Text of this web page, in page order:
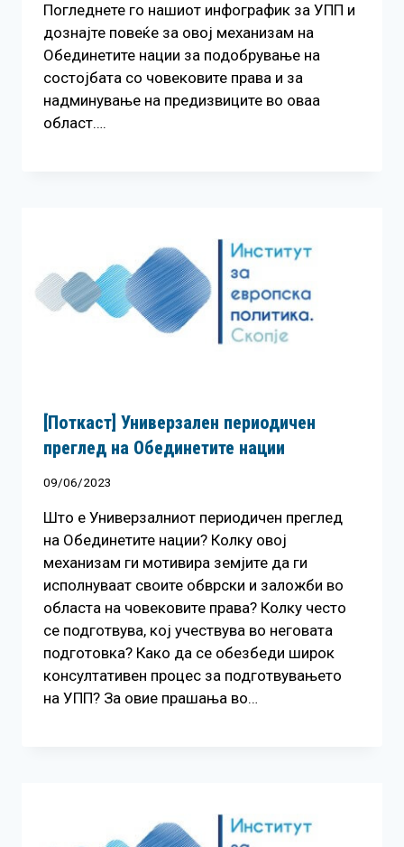
Погледнете го нашиот инфографик за УПП и
дознајте повеќе за овој механизам на
Обединетите нации за подобрување на
состојбата со човековите права и за
надминување на предизвиците во оваа
област….
[Поткаст] Универзален периодичен
преглед на Обединетите нации
09/06/2023
Што е Универзалниот периодичен преглед
на Обединетите нации? Колку овој
механизам ги мотивира земјите да ги
исполнуваат своите обврски и заложби во
областа на човековите права? Колку често
се подготвува, кој учествува во неговата
подготовка? Како да се обезбеди широк
консултативен процес за подготвувањето
на УПП? За овие прашања во…